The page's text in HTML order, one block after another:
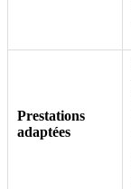
Prestations
adaptées